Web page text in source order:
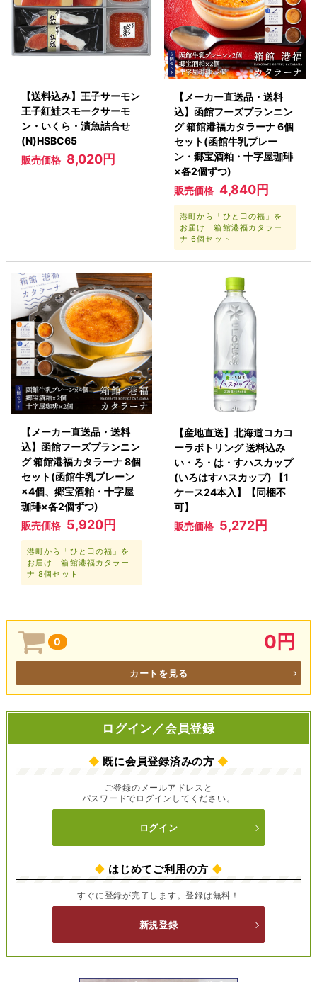
【送料込み】王子サーモン
王子紅鮭スモークサーモ
ン・いくら・漬魚詰合せ
(N)HSBC65
販売価格 8,020円
【メーカー直送品・送料
込】函館フーズプランニン
グ 箱館港福カタラーナ 6個
セット(函館牛乳プレー
ン・郷宝酒粕・十字屋珈琲
×各2個ずつ)
販売価格 4,840円
港町から「ひと口の福」を
お届け 箱館港福カタラー
ナ 6個セット
【メーカー直送品・送料
込】函館フーズプランニン
グ 箱館港福カタラーナ 8個
セット(函館牛乳プレーン
×4個、郷宝酒粕・十字屋
珈琲×各2個ずつ)
販売価格 5,920円
港町から「ひと口の福」を
お届け 箱館港福カタラー
ナ 8個セット
【産地直送】北海道コカコ
ーラボトリング 送料込み
い・ろ・は・すハスカップ
(いろはすハスカップ) 【1
ケース24本入】【同梱不
可】
販売価格 5,272円
0 0円
カートを見る
ログイン／会員登録
◆ 既に会員登録済みの方 ◆
ご登録のメールアドレスと
パスワードでログインしてください。
ログイン
◆ はじめてご利用の方 ◆
すぐに登録が完了します。登録は無料！
新規登録